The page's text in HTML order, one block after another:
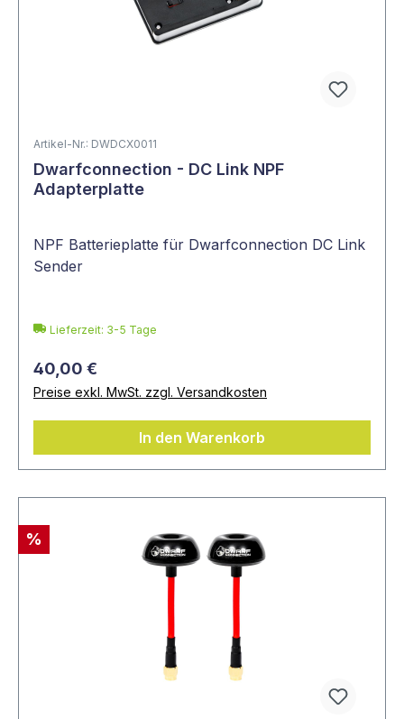
Artikel-Nr.: DWDCX0011
Dwarfconnection - DC Link NPF
Adapterplatte
NPF Batterieplatte für Dwarfconnection DC Link
Sender
Lieferzeit: 3-5 Tage
40,00 €
Preise exkl. MwSt. zzgl. Versandkosten
In den Warenkorb
%